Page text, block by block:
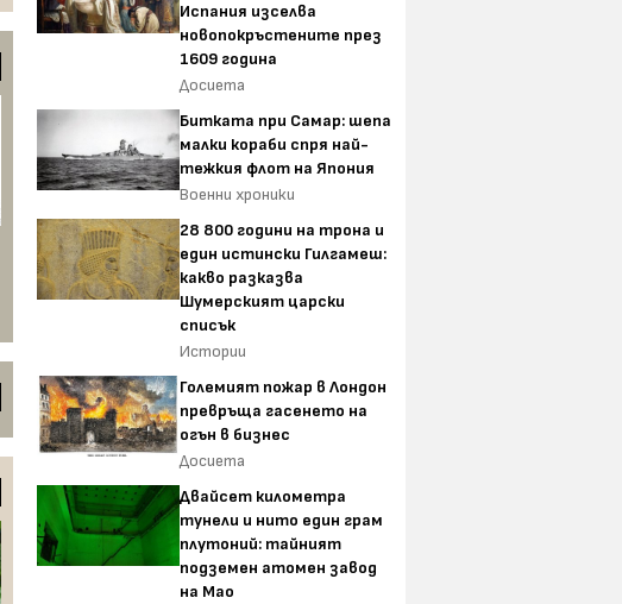
Испания изселва
новопокръстените през
1609 година
Досиета
Битката при Самар: шепа
малки кораби спря най-
тежкия флот на Япония
Военни хроники
28 800 години на трона и
един истински Гилгамеш:
какво разказва
Шумерският царски
списък
Истории
Големият пожар в Лондон
превръща гасенето на
огън в бизнес
Досиета
Двайсет километра
тунели и нито един грам
плутоний: тайният
подземен атомен завод
на Мао